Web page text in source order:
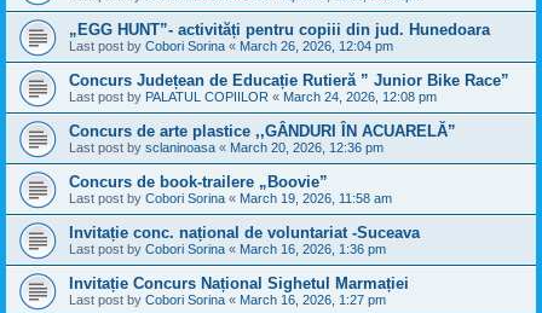
„EGG HUNT”- activități pentru copiii din jud. Hunedoara
Last post by Cobori Sorina « March 26, 2026, 12:04 pm
Concurs Județean de Educație Rutieră ” Junior Bike Race”
Last post by PALATUL COPIILOR « March 24, 2026, 12:08 pm
Concurs de arte plastice ,,GÂNDURI ÎN ACUARELĂ”
Last post by sclaninoasa « March 20, 2026, 12:36 pm
Concurs de book-trailere „Boovie”
Last post by Cobori Sorina « March 19, 2026, 11:58 am
Invitație conc. național de voluntariat -Suceava
Last post by Cobori Sorina « March 16, 2026, 1:36 pm
Invitație Concurs Național Sighetul Marmației
Last post by Cobori Sorina « March 16, 2026, 1:27 pm